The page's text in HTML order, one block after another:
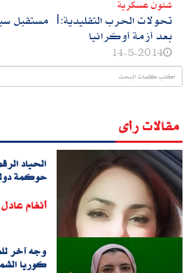
شئون عسكرية
تحولات الحرب التقليدية:| مستقبل
بعد أزمة أوكرانيا
14-5-2014
مقالات رأى
الحياد
حوكمة
أنغام
وجه آخر
كوريا